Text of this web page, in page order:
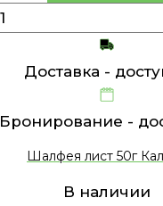
Доставка -
Бронирование -
Шалфея лист 50г
В наличии